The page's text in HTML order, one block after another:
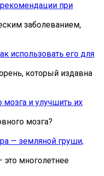
при
заболеванием,
использовать его для
который издавна
мозга и улучшить их
мозга?
— земляной груши,
многолетнее